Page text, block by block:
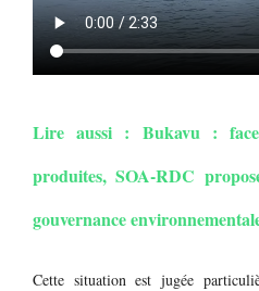
Lire aussi : Bukavu :
produites, SOA-RDC
gouvernance
Cette situation est jugée